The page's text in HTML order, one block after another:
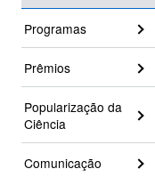
Programas
Prêmios
Popularização da
Ciência
Comunicação